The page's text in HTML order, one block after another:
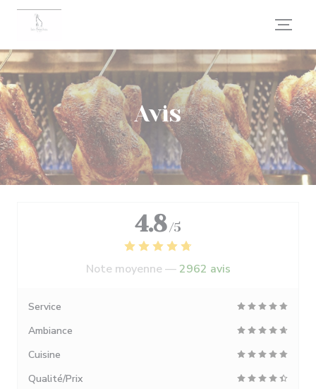
Personnalisation de vos choix en matière de cookies
Avis
4.8 /5
Note moyenne —2962 avis
Service
Ambiance
Cuisine
Qualité/Prix